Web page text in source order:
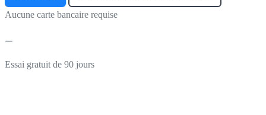
Aucune carte bancaire requise
Essai gratuit de 90 jours